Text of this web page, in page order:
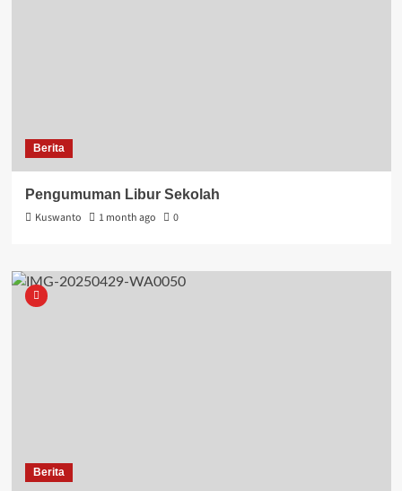
Berita
Pengumuman Libur Sekolah
Kuswanto
1 month ago 0
Berita